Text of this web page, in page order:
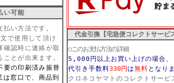
い可能
い方法です。
で使用して頂け
確認時に連絡が取
とが出来ます。
の印刷済み振替
は窓口で、商品到
代金引換【宅急便コレクトサービス
○このお支払方法の詳細
5,000円以上お買い上げの場合、
代引き手数料330円 は無料 となり
クロネコヤマトのコレクトサービ